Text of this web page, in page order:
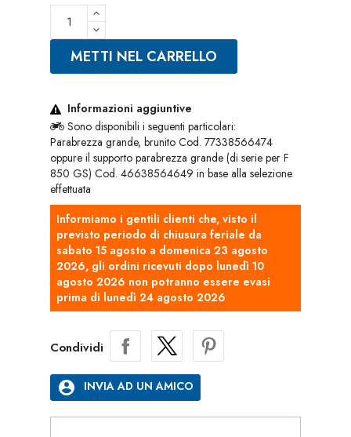
METTI NEL CARRELLO
Informazioni aggiuntive
Sono disponibili i seguenti particolari:
Parabrezza grande, brunito Cod. 77338566474
oppure il supporto parabrezza grande (di serie per F
850 GS) Cod. 46638564649 in base alla selezione
effettuata
Informiamo i gentili clienti che, visto il
previsto periodo di chiusura feriale da
sabato 15 agosto a domenica 23 agosto
2026, gli ordini ricevuti dopo lunedì 10
agosto 2026 non potranno essere evasi
prima di lunedì 24 agosto 2026
Condividi
account_circle INVIA AD UN AMICO